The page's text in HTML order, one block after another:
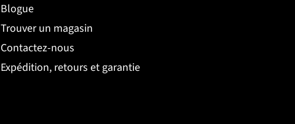
Blogue
Trouver un magasin
Contactez-nous
Expédition, retours et garantie